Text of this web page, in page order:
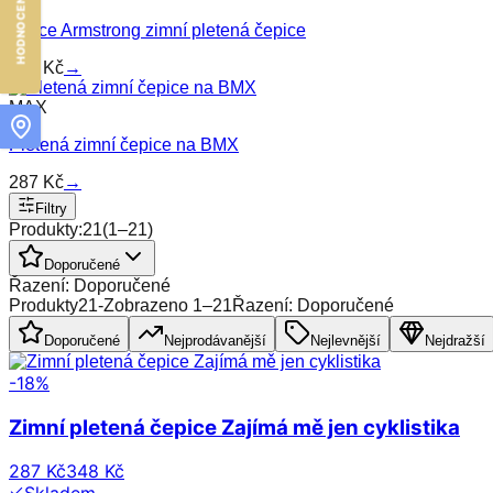
Lance Armstrong zimní pletená čepice
287
Kč→
MAX
Pletená zimní čepice na BMX
287 Kč→
Filtry
Produkty:21(1–21)
Doporučené
Řazení: Doporučené
Produkty21-Zobrazeno 1–21Řazení: Doporučené
Doporučené Nejprodávanější Nejlevnější Nejdražší
-18%
Zimní pletená čepice Zajímá mě jen cyklistika
287 Kč348 Kč